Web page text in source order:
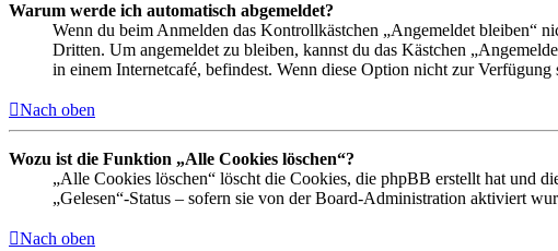
Warum werde ich automatisch abgemeldet?
Wenn du beim Anmelden das Kontrollkästchen „Angemeldet bleiben“
Dritten. Um angemeldet zu bleiben, kannst du das Kästchen
in einem Internetcafé, befindest. Wenn diese Option nicht zur
Nach oben
Wozu ist die Funktion „Alle Cookies löschen“?
„Alle Cookies löschen“ löscht die Cookies, die phpBB erstellt hat und
„Gelesen“-Status – sofern sie von der Board-Administration aktiviert
Nach oben